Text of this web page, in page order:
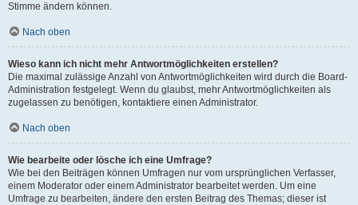
Stimme ändern können.
Nach oben
Wieso kann ich nicht mehr Antwortmöglichkeiten erstellen?
Die maximal zulässige Anzahl von Antwortmöglichkeiten wird durch die Board-
Administration festgelegt. Wenn du glaubst, mehr Antwortmöglichkeiten als
zugelassen zu benötigen, kontaktiere einen Administrator.
Nach oben
Wie bearbeite oder lösche ich eine Umfrage?
Wie bei den Beiträgen können Umfragen nur vom ursprünglichen Verfasser,
einem Moderator oder einem Administrator bearbeitet werden. Um eine
Umfrage zu bearbeiten, ändere den ersten Beitrag des Themas; dieser ist